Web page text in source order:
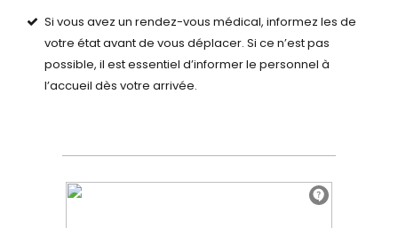
Si vous avez un rendez-vous médical, informez les de
votre état avant de vous déplacer. Si ce n’est pas
possible, il est essentiel d’informer le personnel à
l’accueil dès votre arrivée.